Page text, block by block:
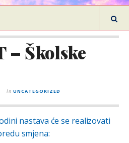
– Školske
in UNCATEGORIZED
nastava će se realizovati
smjena: